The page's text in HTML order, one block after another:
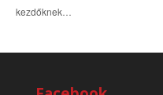
kezdőknek…